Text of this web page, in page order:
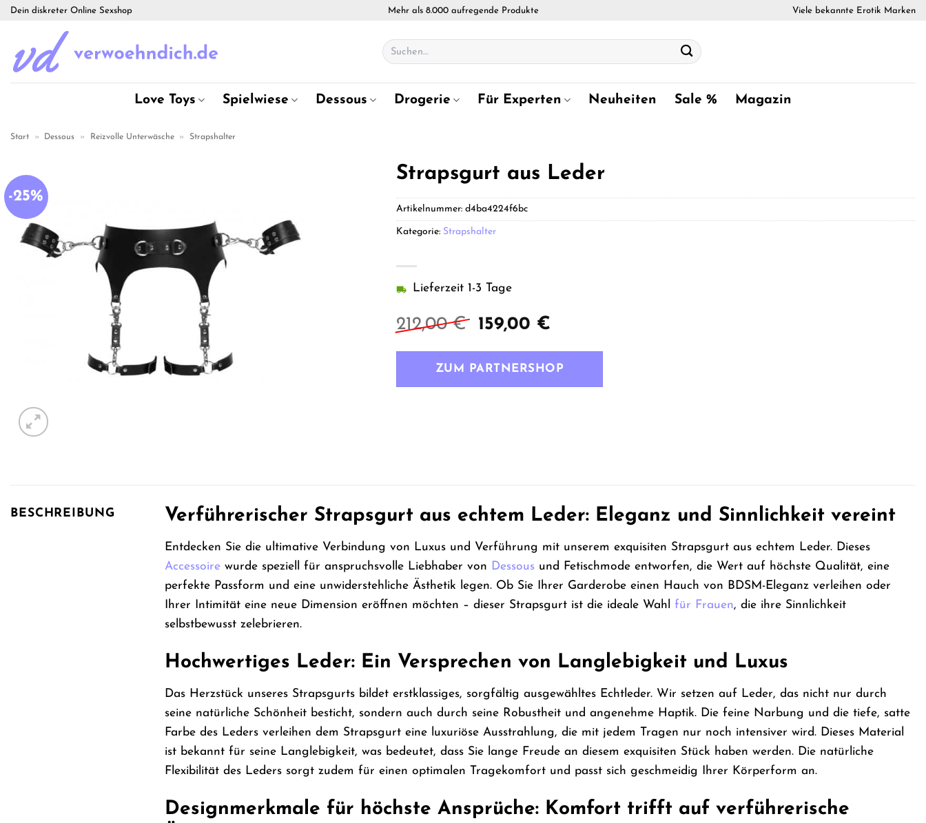
Zum
springen
Dein diskreter Online Sexshop Mehr als 8.000 aufregende Produkte Viele bekannte Erotik Marken
Suchen
nach:
Love Toys Spielwiese Dessous Drogerie Für Experten Neuheiten Sale % Magazin
Start » Dessous » Reizvolle Unterwäsche » Strapshalter
-25%
Strapsgurt aus Leder
212,00€
Ursprünglicher
war:
212,00 €
159,00 €Aktueller
ist:
159,00 €.
Lieferzeit 1-3 Tage
ZUM PARTNERSHOP
Artikelnummer: d4ba4224f6bc
Kategorie: Strapshalter
BESCHREIBUNG Verführerischer Strapsgurt aus echtem Leder: Eleganz und Sinnlichkeit vereint
Entdecken Sie die ultimative Verbindung von Luxus und Verführung mit unserem exquisiten Strapsgurt aus echtem Leder. Dieses
Accessoire wurde speziell für anspruchsvolle Liebhaber von Dessous und Fetischmode entworfen, die Wert auf höchste Qualität, eine
perfekte Passform und eine unwiderstehliche Ästhetik legen. Ob Sie Ihrer Garderobe einen Hauch von BDSM-Eleganz verleihen oder
Ihrer Intimität eine neue Dimension eröffnen möchten – dieser Strapsgurt ist die ideale Wahl für Frauen, die ihre Sinnlichkeit
selbstbewusst zelebrieren.
Hochwertiges Leder: Ein Versprechen von Langlebigkeit und Luxus
Das Herzstück unseres Strapsgurts bildet erstklassiges, sorgfältig ausgewähltes Echtleder. Wir setzen auf Leder, das nicht nur durch
seine natürliche Schönheit besticht, sondern auch durch seine Robustheit und angenehme Haptik. Die feine Narbung und die tiefe, satte
Farbe des Leders verleihen dem Strapsgurt eine luxuriöse Ausstrahlung, die mit jedem Tragen nur noch intensiver wird. Dieses Material
ist bekannt für seine Langlebigkeit, was bedeutet, dass Sie lange Freude an diesem exquisiten Stück haben werden. Die natürliche
Flexibilität des Leders sorgt zudem für einen optimalen Tragekomfort und passt sich geschmeidig Ihrer Körperform an.
Designmerkmale für höchste Ansprüche: Komfort trifft auf verführerische